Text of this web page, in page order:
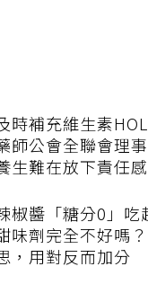
時補充維生素
師公會全聯會理
生難在放下責任感
椒醬「糖分0」吃
味劑完全不好嗎
，用對反而加分